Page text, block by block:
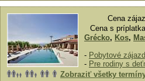
Cena
Cena s
Grécko, Kos,
- Pobytové
- Pre rodiny s
Zobraziť všetky